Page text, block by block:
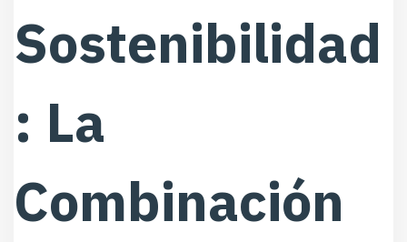
Sostenibilidad
: La
Combinación